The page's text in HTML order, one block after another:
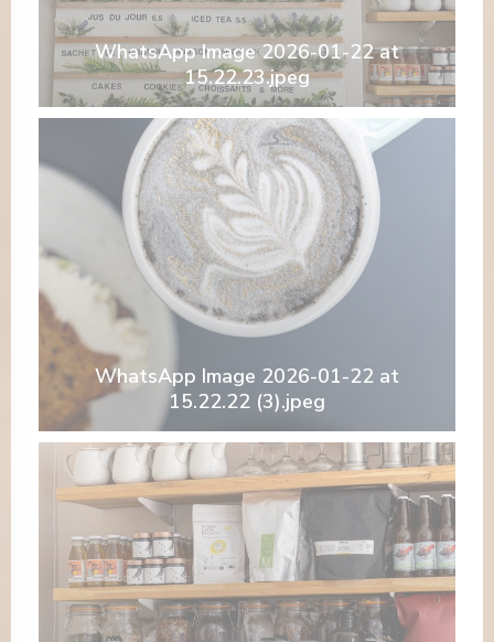
WhatsApp Image 2026-01-22 at
15.22.23.jpeg
WhatsApp Image 2026-01-22 at
15.22.22 (3).jpeg